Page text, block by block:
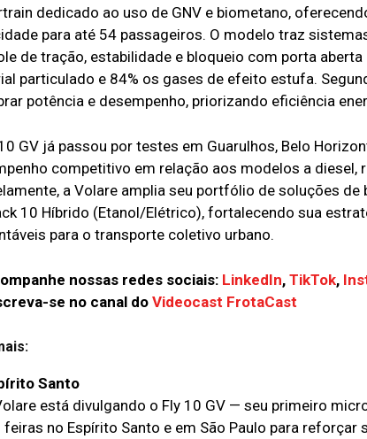
dedicado ao uso de GNV e biometano,
para até 54 passageiros. O modelo traz
de tração, estabilidade e bloqueio com porta
particulado e 84% os gases de efeito estufa.
potência e desempenho, priorizando eficiência
GV já passou por testes em Guarulhos, Belo
competitivo em relação aos modelos a diesel,
a Volare amplia seu portfólio de soluções
10 Híbrido (Etanol/Elétrico), fortalecendo sua
para o transporte coletivo urbano.
nossas redes sociais: LinkedIn,TikTok,
se no canal doVideocast FrotaCast
Santo
está divulgando o Fly 10 GV — seu primeiro
feiras no Espírito Santo e em São Paulo para